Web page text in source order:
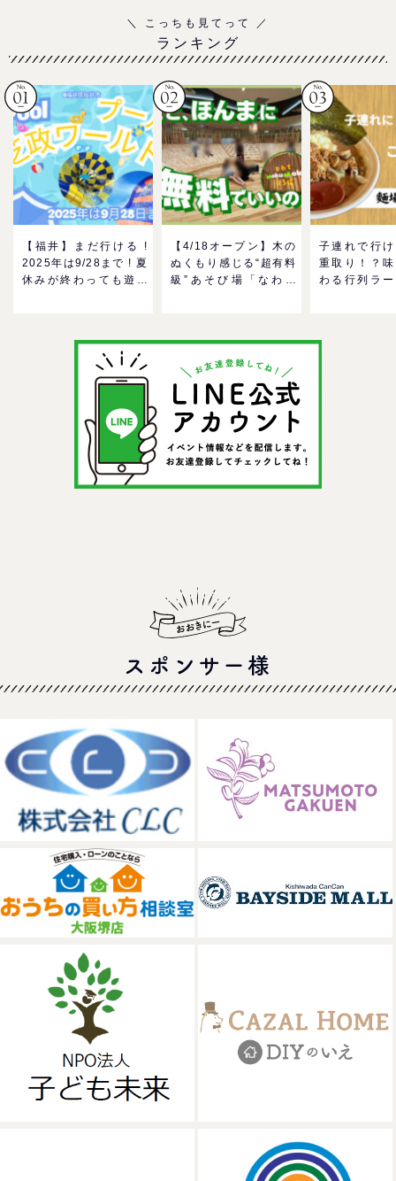
ランキング
【福井】まだ行ける !
2025年は9/28まで ! 夏
休みが終わっても遊べ
【4/18オープン】木の
ぬくもり感じる“超有料
級”あそび場「なわて
＠イオンモール四條畷
子連れで行
重取り！？
わる行列ラ
スポンサー様